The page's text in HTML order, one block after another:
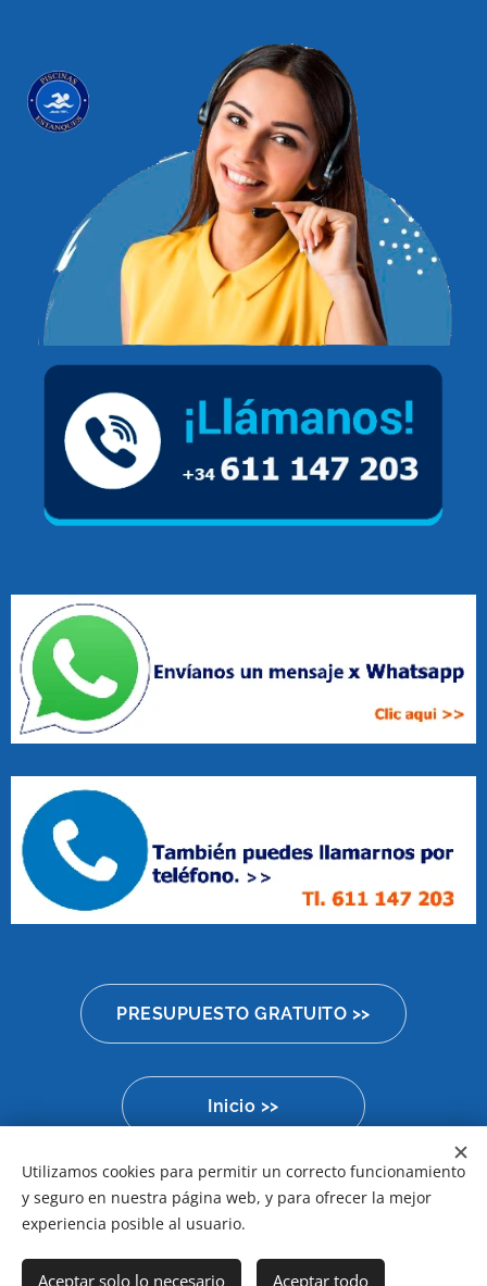
PRESUPUESTO GRATUITO >>
Inicio >>
Aviso Legal
Idiomas
Utilizamos cookies para permitir un correcto funcionamiento
y seguro en nuestra página web, y para ofrecer la mejor
experiencia posible al usuario.
Aceptar solo lo necesario Aceptar todo